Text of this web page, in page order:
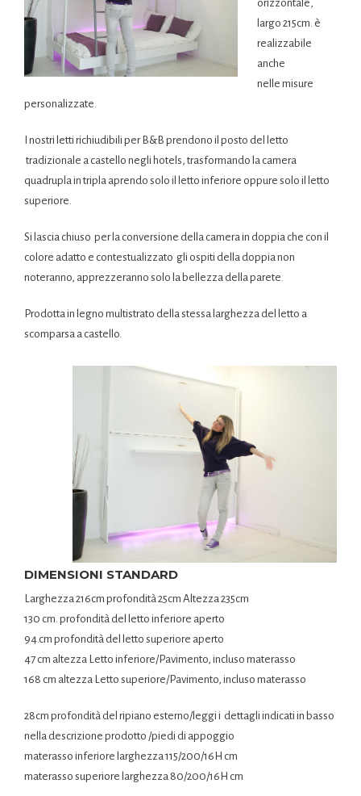
orizzontale,
largo 215cm. è
realizzabile
anche
nelle misure
personalizzate.
I nostri letti richiudibili per B&B prendono il posto del letto
tradizionale a castello negli hotels, trasformando la camera
quadrupla in tripla aprendo solo il letto inferiore oppure solo il letto
superiore.
Si lascia chiuso per la conversione della camera in doppia che con il
colore adatto e contestualizzato gli ospiti della doppia non
noteranno, apprezzeranno solo la bellezza della parete.
Prodotta in legno multistrato della stessa larghezza del letto a
scomparsa a castello.
DIMENSIONI STANDARD
Larghezza 216cm profondità 25cm Altezza 235cm
130 cm. profondità del letto inferiore aperto
94.cm profondità del letto superiore aperto
47 cm altezza Letto inferiore/Pavimento, incluso materasso
168 cm altezza Letto superiore/Pavimento, incluso materasso
28cm profondità del ripiano esterno/leggi i dettagli indicati in basso
nella descrizione prodotto /piedi di appoggio
materasso inferiore larghezza 115/200/16H cm
materasso superiore larghezza 80/200/16H cm